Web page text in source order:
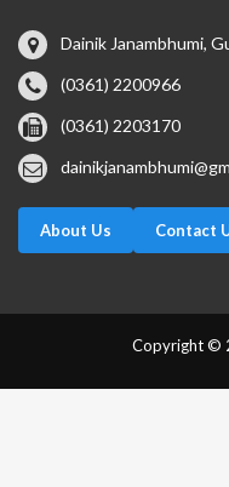
Dainik Janambhumi,
(0361) 2200966
(0361) 2203170
About Us Contact
Copyright ©